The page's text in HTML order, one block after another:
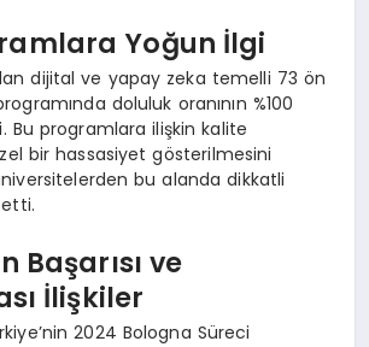
Yoğun İlgi
dijital ve yapay zeka temelli 73 ön
doluluk oranının %100
Bu programlara ilişkin kalite
bir hassasiyet gösterilmesini
bu alanda dikkatli
Başarısı ve
İlişkiler
2024 Bologna Süreci